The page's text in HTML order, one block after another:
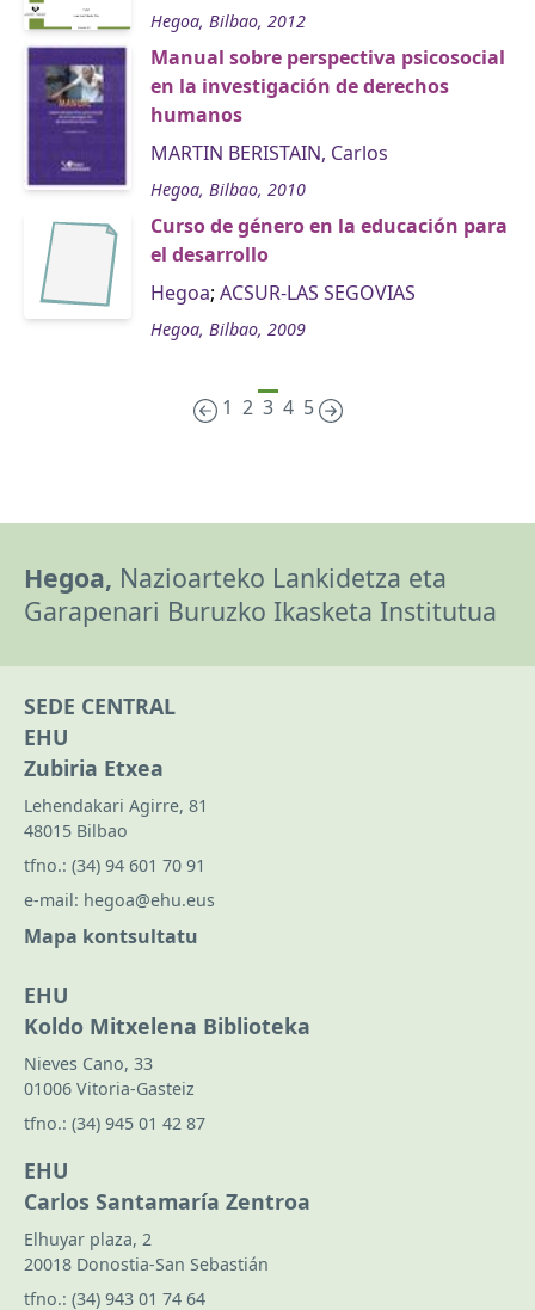
Hegoa, Bilbao, 2012
Manual sobre perspectiva psicosocial
en la investigación de derechos
humanos
MARTIN BERISTAIN, Carlos
Hegoa, Bilbao, 2010
Curso de género en la educación para
el desarrollo
Hegoa; ACSUR-LAS SEGOVIAS
Hegoa, Bilbao, 2009
1 2 3 4 5
Hegoa, Nazioarteko Lankidetza eta
Garapenari Buruzko Ikasketa Institutua
SEDE CENTRAL
EHU
Zubiria Etxea
Lehendakari Agirre, 81
48015 Bilbao
tfno.: (34) 94 601 70 91
e-mail: hegoa@ehu.eus
Mapa kontsultatu
EHU
Koldo Mitxelena Biblioteka
Nieves Cano, 33
01006 Vitoria-Gasteiz
tfno.: (34) 945 01 42 87
EHU
Carlos Santamaría Zentroa
Elhuyar plaza, 2
20018 Donostia-San Sebastián
tfno.: (34) 943 01 74 64